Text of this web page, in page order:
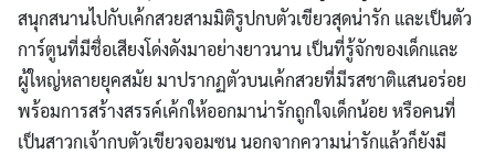
สนุกสนานไปกับเค้กสวยสามมิติรูปกบตัวเขียวสุดน่ารัก และเป็นตัว
การ์ตูนที่มีชื่อเสียงโด่งดังมาอย่างยาวนาน เป็นที่รู้จักของเด็กและ
ผู้ใหญ่หลายยุคสมัย มาปรากฏตัวบนเค้กสวยที่มีรสชาติแสนอร่อย
พร้อมการสร้างสรรค์เค้กให้ออกมาน่ารักถูกใจเด็กน้อย หรือคนที่
เป็นสาวกเจ้ากบตัวเขียวจอมซน นอกจากความน่ารักแล้วก็ยังมี